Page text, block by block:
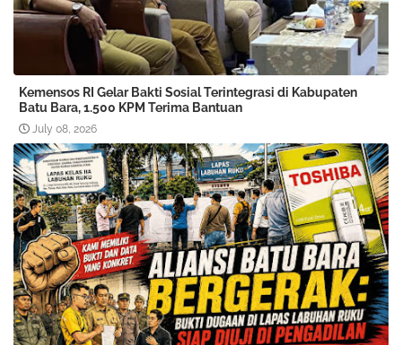
Kemensos RI Gelar Bakti Sosial Terintegrasi di Kabupaten
Batu Bara, 1.500 KPM Terima Bantuan
July 08, 2026